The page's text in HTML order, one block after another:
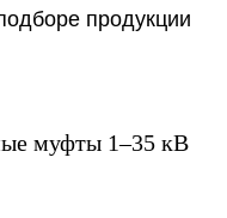
продукции
муфты 1–35 кВ